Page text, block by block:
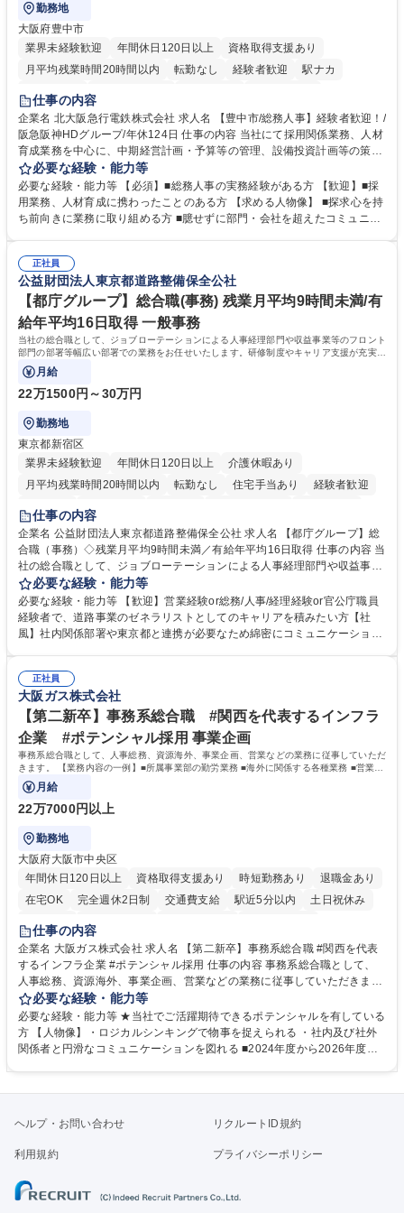
勤務地
大阪府豊中市
業界未経験歓迎
年間休日120日以上
資格取得支援あり
月平均残業時間20時間以内
転勤なし 経験者歓迎
駅ナカ
退職金あり
土日祝休み
服装自由 昼食補助あり 食事補助あり
仕事の内容
企業名 北大阪急行電鉄株式会社 求人名 【豊中市/総務人事】経験者歓迎！/
阪急阪神HDグループ/年休124日 仕事の内容 当社にて採用関係業務、人材
育成業務を中心に、中期経営計画・予算等の管理、設備投資計画等の策
定、さらに社内の重要会議の運営等、経営の根幹となる幅広い総務人事業
務全般を担当していただきます。 【主な業務内容】 ■採用関係業務および
人材育成(社員研修)業務の推進 ■中期経営計画および予算等の管理 ■設備
投資計画等の策定 ■社内の重要会議の運営 ■その他総務人事業務全般 【入
務人事】経験者歓迎！/阪急阪神HDグループ/年休124日
必要な経験・能力等
必要な経験・能力等 【必須】■総務人事の実務経験がある方 【歓迎】■採
用業務、人材育成に携わったことのある方 【求める人物像】 ■探求心を持
ち前向きに業務に取り組める方 ■臆せずに部門・会社を超えたコミュニケ
囲のメンバーと協調しつつ主体性を持って能動的に業務を推進できる方 学
歴・資格 学歴：大学院 大学 高専 短大 専修学校 高校 語学力： 資格：
正社員
公益財団法人東京都道路整備保全公社
【都庁グループ】総合職(事務) 残業月平均9時間未満/有
給年平均16日取得 一般事務
当社の総合職として、ジョブローテーションによる人事経理部門や収益事業等のフロント
部門の部署等幅広い部署での業務をお任せいたします。研修制度やキャリア支援が充実し
ております！ ※下記業務詳細
月給
22万1500円～30万円
勤務地
東京都新宿区
業界未経験歓迎
年間休日120日以上
介護休暇あり
月平均残業時間20時間以内
転勤なし 住宅手当あり
経験者歓迎
研修あり
退職金あり
駅近5分以内
資格取得手当あり 食事補助あり
仕事の内容
企業名 公益財団法人東京都道路整備保全公社 求人名 【都庁グループ】総
合職（事務）◇残業月平均9時間未満／有給年平均16日取得 仕事の内容 当
社の総合職として、ジョブローテーションによる人事経理部門や収益事業
等のフロント部門の部署等幅広い部署での業務をお任せいたします。研修
制度やキャリア支援が充実しております！ ※下記業務詳細 【業務詳細】■
管理部門：広報、人事、経理など当公社の運営に係る管理業務 ■収益部
門：駐車場の新規開拓、管理運営、新宿駅西口広場の「イベントコーナ
道路施設や道路工事現場の見学ツアー事業 ※入社後は上記いずれかの部門
へ配属。※業務内容変更の範囲：会社の定める業務 募集職種 【都庁グル
ープ】総合職（事務）◇残業月平均9時間未満／有給年平均16日取得
必要な経験・能力等
必要な経験・能力等 【歓迎】営業経験or総務/人事/経理経験or官公庁職員
経験者で、道路事業のゼネラリストとしてのキャリアを積みたい方【社
風】社内関係部署や東京都と連携が必要なため綿密にコミュニケーション
部門など多岐に渡る業務を経験できます。 ■様々なプロジェクト：駐車場
事業の他、新宿駅西口広場内に設置された照明を兼ねた広告「ブライトサ
イン」の管理運営を行うなど、事業収益を生み出す活動を積極的に行って
います。 学歴・資格 学歴：大学院 大学 高専 短大 専修学校 高校 語学力：
資格：
正社員
大阪ガス株式会社
【第二新卒】事務系総合職 #関西を代表するインフラ
企業 #ポテンシャル採用 事業企画
事務系総合職として、人事総務、資源海外、事業企画、営業などの業務に従事していただ
きます。 【業務内容の一例】■所属事業部の勤労業務 ■海外に関係する各種業務 ■営業部
門の企画スタッフ、ルート営業
月給
22万7000円以上
勤務地
大阪府大阪市中央区
年間休日120日以上
資格取得支援あり 時短勤務あり
退職金あり
在宅OK
完全週休2日制 交通費支給 駅近5分以内
土日祝休み
服装自由
第二新卒歓迎
仕事の内容
企業名 大阪ガス株式会社 求人名 【第二新卒】事務系総合職 #関西を代表
するインフラ企業 #ポテンシャル採用 仕事の内容 事務系総合職として、
人事総務、資源海外、事業企画、営業などの業務に従事していただきま
す。 【業務内容の一例】■所属事業部の勤労業務 ■海外に関係する各種業
務 ■営業部門の企画スタッフ、ルート営業 【キャリアパス】入社後の配属
ポジションで一定期間ご活躍頂いた後、本人の適性及び将来のキャリアを
鑑みてジョブローテーションを行います。 【育成】OJTでの現場育成や研
表するインフラ企業 #ポテンシャル採用
必要な経験・能力等
必要な経験・能力等 ★当社でご活躍期待できるポテンシャルを有している
方 【人物像】・ロジカルシンキングで物事を捉えられる ・社内及び社外
関係者と円滑なコミュニケーションを図れる ■2024年度から2026年度ま
「未来の日常」の創造に向けて持続可能な社会の実現に貢献してまいりま
す。 学歴・資格 学歴：大学院 大学 語学力： 資格：
ヘルプ・お問い合わせ リクルートID規約
利用規約 プライバシーポリシー